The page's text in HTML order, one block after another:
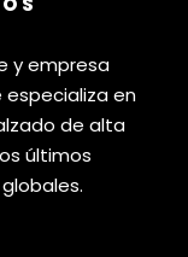
y empresa
especializa en
de alta
últimos